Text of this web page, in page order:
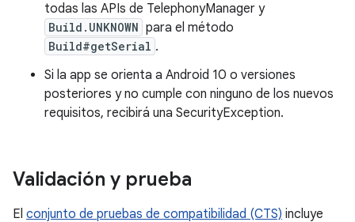
todas las APIs de TelephonyManager y
Build.UNKNOWN para el método
Build#getSerial .
Si la app se orienta a Android 10 o versiones
posteriores y no cumple con ninguno de los nuevos
requisitos, recibirá una SecurityException.
Validación y prueba
El conjunto de pruebas de compatibilidad (CTS) incluye